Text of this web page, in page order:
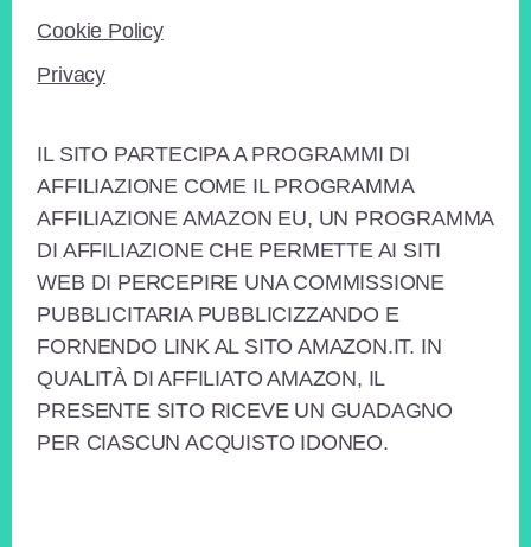
Cookie Policy
Privacy
IL SITO PARTECIPA A PROGRAMMI DI
AFFILIAZIONE COME IL PROGRAMMA
AFFILIAZIONE AMAZON EU, UN PROGRAMMA
DI AFFILIAZIONE CHE PERMETTE AI SITI
WEB DI PERCEPIRE UNA COMMISSIONE
PUBBLICITARIA PUBBLICIZZANDO E
FORNENDO LINK AL SITO AMAZON.IT. IN
QUALITÀ DI AFFILIATO AMAZON, IL
PRESENTE SITO RICEVE UN GUADAGNO
PER CIASCUN ACQUISTO IDONEO.